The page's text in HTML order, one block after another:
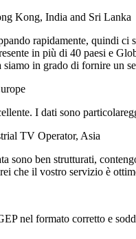
Kong, India and Sri Lanka
rapidamente, quindi
in più di 40 paesi e
siamo in grado di fornire un
I dati sono
TV Operator, Asia
sono ben strutturati,
che il vostro servizio è
nel formato corretto e